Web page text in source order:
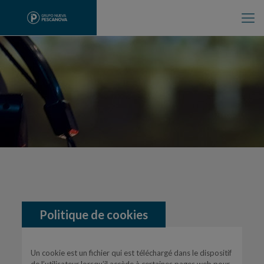
Politique de cookies
Un cookie est un fichier qui est téléchargé dans le dispositif